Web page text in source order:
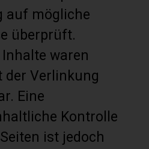
auf mögliche
überprüft.
waren
der Verlinkung
Eine
Kontrolle
ist jedoch